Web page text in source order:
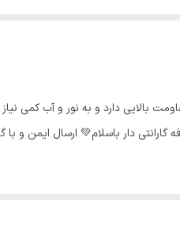
بالایی دارد و به نور و آب کمی
دار باسلام💚 ارسال ایمن و با